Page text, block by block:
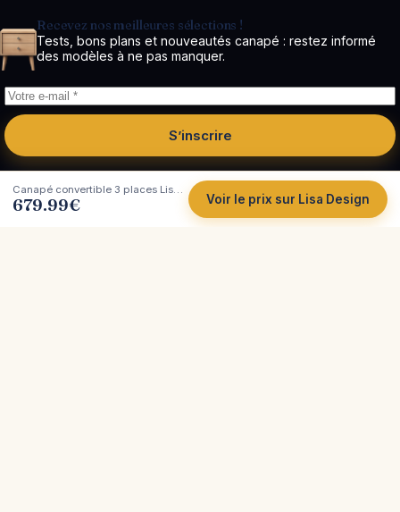
Recevez nos meilleures sélections !
Tests, bons plans et nouveautés canapé : restez informé
des modèles à ne pas manquer.
S’inscrire
Canapé convertible 3 places Lisa Design Charlie en velours côtelé (gris)
679.99€ Voir le prix sur Lisa Design